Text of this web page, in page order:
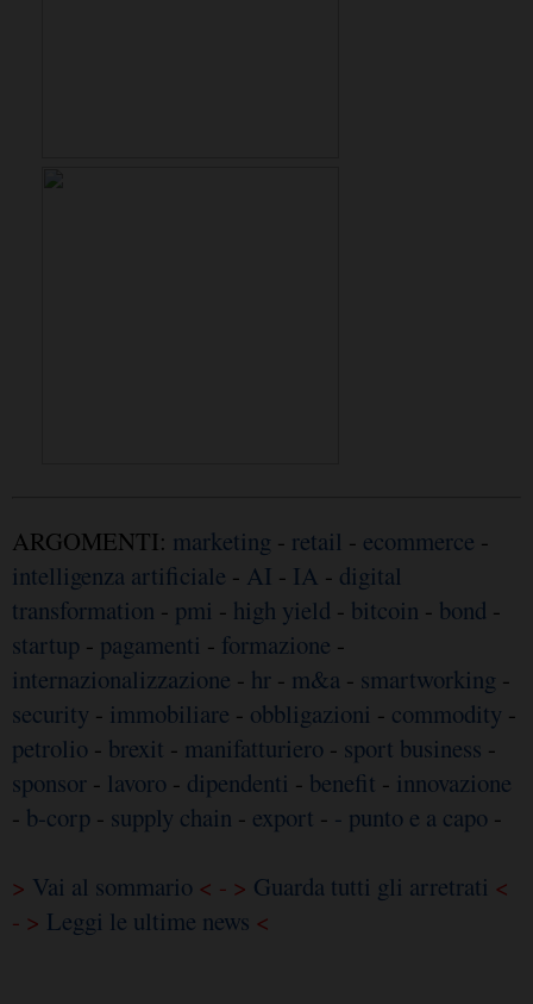
ARGOMENTI: marketing - retail - ecommerce -
intelligenza artificiale - AI - IA - digital
transformation - pmi - high yield - bitcoin - bond -
startup - pagamenti - formazione -
internazionalizzazione - hr - m&a - smartworking -
security - immobiliare - obbligazioni - commodity -
petrolio - brexit - manifatturiero - sport business -
sponsor - lavoro - dipendenti - benefit - innovazione
- b-corp - supply chain - export - - punto e a capo -
> Vai al sommario < - > Guarda tutti gli arretrati <
- > Leggi le ultime news <